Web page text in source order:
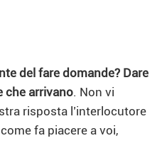
del fare domande? Dare
che arrivano. Non vi
risposta l’interlocutore
fa piacere a voi,